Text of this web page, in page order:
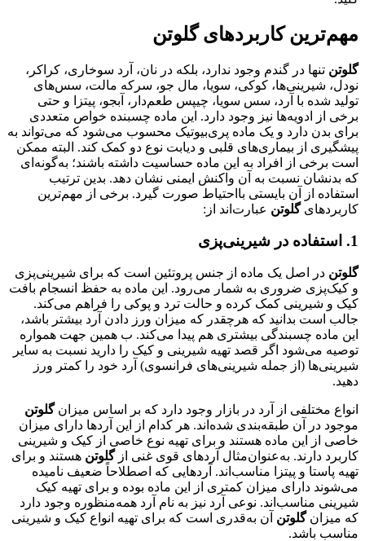
مهم‌ترین کاربردهای گلوتن
گلوتن تنها در گندم وجود ندارد، بلکه در نان، آرد سوخاری، کراکر،
نودل، شیرینی‌ها، کوکی، سویا، مال جو، سرکه مالت، سس‌های
تولید شده با آرد، سس سویا، چیپس طعم‌دار، آبجو، پیتزا و حتی
برخی از ادویه‌ها نیز وجود دارد. این ماده چسبنده خواص متعددی
برای بدن دارد و یک ماده پری‌بیوتیک محسوب می‌شود که می‌تواند به
پیشگیری از بیماری‌های قلبی و دیابت نوع دو کمک کند. البته ممکن
است برخی از افراد به این ماده حساسیت داشته باشند؛ به‌گونه‌ای
که بدنشان نسبت به آن واکنش ایمنی نشان دهد. بدین ترتیب
استفاده از آن بایستی بااحتیاط صورت گیرد. برخی از مهم‌ترین
کاربردهایگلوتن عبارت‌اند از:
1. استفاده در شیرینی‌پزی
گلوتن در اصل یک ماده از جنس پروتئین است که برای شیرینی‌پزی
و کیک‌پزی ضروری به شمار می‌رود. این ماده به حفظ انسجام بافت
کیک و شیرینی کمک کرده و حالت ترد و پوکی را فراهم می‌کند.
جالب است بدانید که هرچقدر که میزان ورز دادن آرد بیشتر باشد،
این ماده چسبندگی بیشتری هم پیدا می‌کند. ب همین جهت همواره
توصیه می‌شود اگر قصد تهیه شیرینی و کیک را دارید نسبت به سایر
شیرینی‌ها (از جمله شیرینی‌های فرانسوی) آرد خود را کمتر ورز
دهید.
انواع مختلفی از آرد در بازار وجود دارد که بر اساس میزانگلوتن
موجود در آن طبقه‌بندی شده‌اند. هر کدام از این آردها دارای میزان
خاصی از این ماده هستند و برای تهیه نوع خاصی از کیک و شیرینی
کاربرد دارند. به‌عنوان‌مثال آردهای قوی غنی ازگلوتن هستند و برای
تهیه پاستا و پیتزا مناسب‌اند. آردهایی که اصطلاحاً ضعیف نامیده
می‌شوند دارای میزان کمتری از این ماده بوده و برای تهیه کیک
شیرینی مناسب‌اند. نوعی آرد نیز به نام آرد همه‌منظوره وجود دارد
که میزانگلوتن آن به‌قدری است که برای تهیه انواع کیک و شیرینی
مناسب باشد.